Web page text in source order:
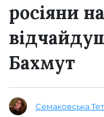
росіяни
Бахмут
Семаковська